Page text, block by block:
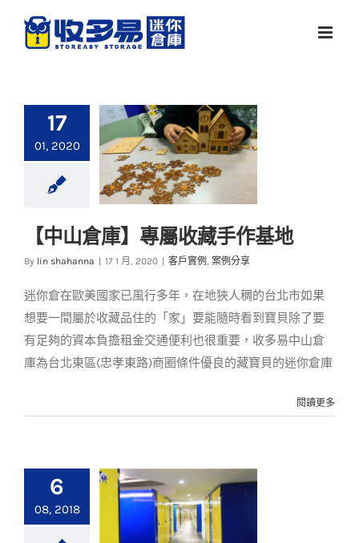
17
01, 2020
客戶實例 案例分享
【中山倉庫】專屬收藏手作基地
By lin shahanna 17 1 月, 2020 客戶實例 , 案例分享
迷你倉在歐美國家已風行多年，在地狹人稠的台北市如果
想要一間屬於收藏品住的「家」要能隨時看到寶貝除了要
有足夠的資本負擔租金交通便利也很重要，收多易中山倉
庫為台北東區(忠孝東路)商圈條件優良的藏寶貝的迷你倉庫
閱讀更多
6
08, 2018